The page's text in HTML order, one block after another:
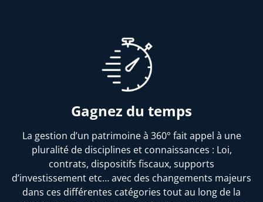
Gagnez du temps
La gestion d’un patrimoine à 360° fait appel à une
pluralité de disciplines et connaissances : Loi,
contrats, dispositifs fiscaux, supports
d’investissement etc… avec des changements majeurs
dans ces différentes catégories tout au long de la